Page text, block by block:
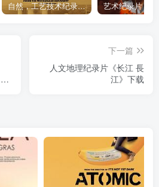
自然，工艺技术纪录片《原子能的希望 Atomic Hope – Inside the Pro-Nuclear Movement》下载
下一篇
人文地理纪录片《长江 長
江》下载